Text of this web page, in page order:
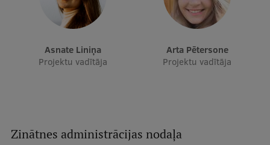
Asnate Liniņa
Projektu vadītāja
Arta Pētersone
Projektu vadītāja
Zinātnes administrācijas nodaļa